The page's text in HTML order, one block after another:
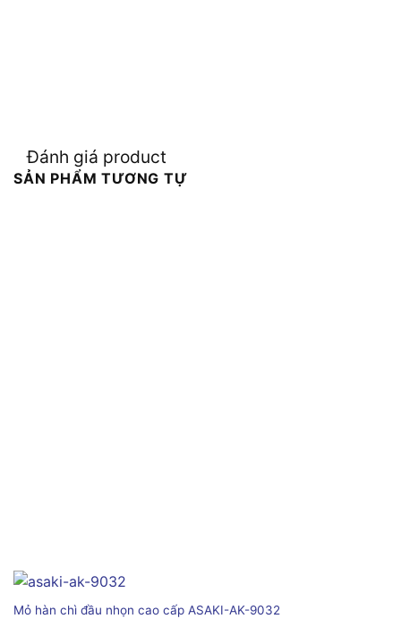
Đánh giá product
SẢN PHẨM TƯƠNG TỰ
Mỏ hàn chì đầu nhọn cao cấp ASAKI-AK-9032